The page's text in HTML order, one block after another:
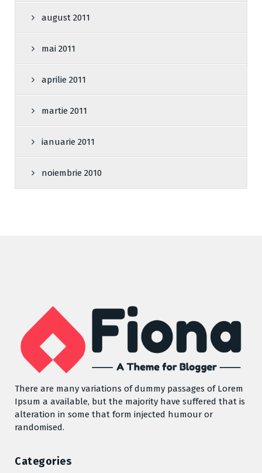
august 2011
mai 2011
aprilie 2011
martie 2011
ianuarie 2011
noiembrie 2010
There are many variations of dummy passages of Lorem
Ipsum a available, but the majority have suffered that is
alteration in some that form injected humour or
randomised.
Categories